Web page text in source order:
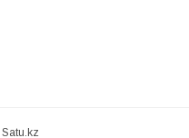
Satu.kz